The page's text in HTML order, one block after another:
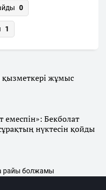
0
1
қызметкері жұмыс
емеспін»: Бекболат
нүктесін қойды
райы болжамы